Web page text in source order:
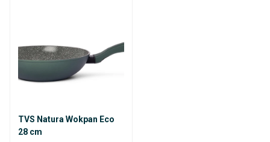
TVS Natura Wokpan Eco
28 cm